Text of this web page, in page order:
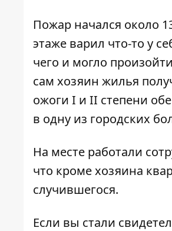
Пожар начался около
этаже варил что-то у
чего и могло
сам хозяин жилья
ожоги І и ІІ степени
в одну из городских
На месте работали
что кроме хозяина
случившегося.
Если вы стали